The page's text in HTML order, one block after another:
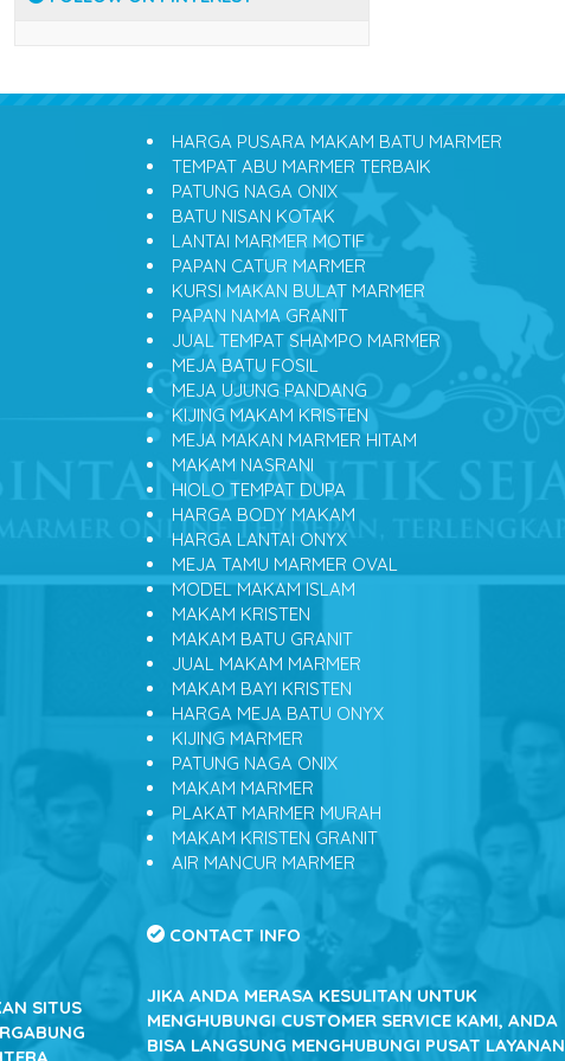
SITUS
HARGA PUSARA MAKAM BATU MARMER
TEMPAT ABU MARMER TERBAIK
PATUNG NAGA ONIX
BATU NISAN KOTAK
LANTAI MARMER MOTIF
PAPAN CATUR MARMER
KURSI MAKAN BULAT MARMER
PAPAN NAMA GRANIT
JUAL TEMPAT SHAMPO MARMER
MEJA BATU FOSIL
MEJA UJUNG PANDANG
KIJING MAKAM KRISTEN
MEJA MAKAN MARMER HITAM
MAKAM NASRANI
HIOLO TEMPAT DUPA
HARGA BODY MAKAM
HARGA LANTAI ONYX
MEJA TAMU MARMER OVAL
MODEL MAKAM ISLAM
MAKAM KRISTEN
MAKAM BATU GRANIT
JUAL MAKAM MARMER
MAKAM BAYI KRISTEN
HARGA MEJA BATU ONYX
KIJING MARMER
PATUNG NAGA ONIX
MAKAM MARMER
PLAKAT MARMER MURAH
MAKAM KRISTEN GRANIT
AIR MANCUR MARMER
CONTACT INFO
JIKA ANDA MERASA KESULITAN UNTUK
MENGHUBUNGI CUSTOMER SERVICE KAMI, ANDA
BISA LANGSUNG MENGHUBUNGI PUSAT LAYANAN